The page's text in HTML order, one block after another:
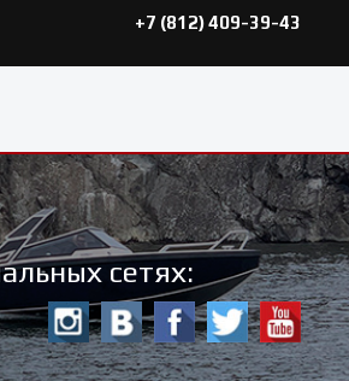
+7 (812) 409-39-43
сетях: